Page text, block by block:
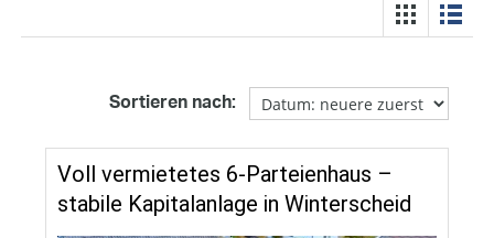
Sortieren nach:
Voll vermietetes 6-Parteienhaus –
stabile Kapitalanlage in Winterscheid